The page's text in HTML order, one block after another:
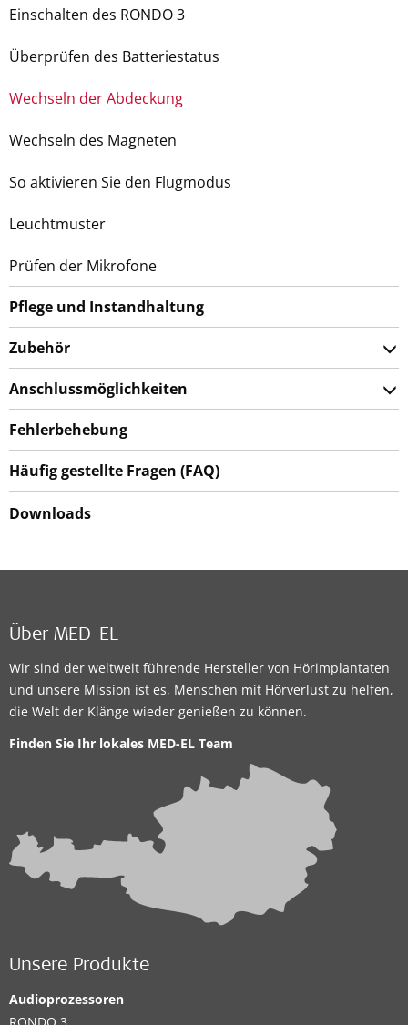
Einschalten des RONDO 3
Überprüfen des Batteriestatus
Wechseln der Abdeckung
Wechseln des Magneten
So aktivieren Sie den Flugmodus
Leuchtmuster
Prüfen der Mikrofone
Pflege und Instandhaltung
Zubehör
Anschlussmöglichkeiten
Fehlerbehebung
Häufig gestellte Fragen (FAQ)
Downloads
Über MED-EL
Wir sind der weltweit führende Hersteller von Hörimplantaten
und unsere Mission ist es, Menschen mit Hörverlust zu helfen,
die Welt der Klänge wieder genießen zu können.
Finden Sie Ihr lokales MED-EL Team
Unsere Produkte
Audioprozessoren